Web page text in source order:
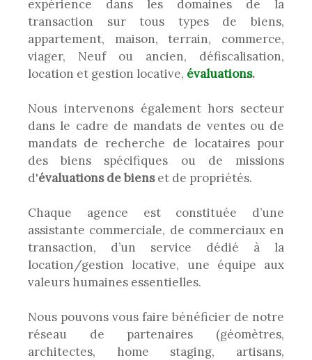
expérience dans les domaines de la
transaction sur tous types de biens,
appartement, maison, terrain, commerce,
viager, Neuf ou ancien, défiscalisation,
location et gestion locative, évaluations.
Nous intervenons également hors secteur
dans le cadre de mandats de ventes ou de
mandats de recherche de locataires pour
des biens spécifiques ou de missions
d'évaluations de bienset de propriétés.
Chaque agence est constituée d’une
assistante commerciale, de commerciaux en
transaction, d’un service dédié à la
location/gestion locative, une équipe aux
valeurs humaines essentielles.
Nous pouvons vous faire bénéficier de notre
réseau de partenaires (géomètres,
architectes, home staging, artisans,